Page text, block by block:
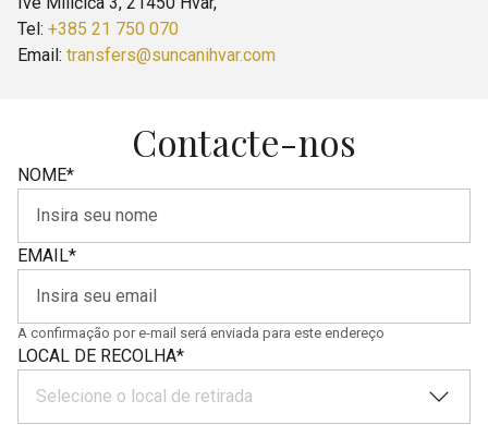
Tel: +385 21 750 070
Email: transfers@suncanihvar.com
Contacte-nos
NOME*
EMAIL*
A confirmação por e-mail será enviada para este endereço
LOCAL DE RECOLHA*
Selecione o local de retirada